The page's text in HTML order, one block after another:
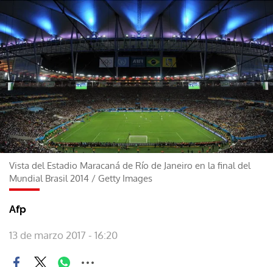
Vista del Estadio Maracaná de Río de Janeiro en la final del
Mundial Brasil 2014 / Getty Images
Afp
13 de marzo 2017 - 16:20